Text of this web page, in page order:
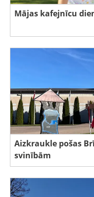
Mājas kafejnīcu
Aizkraukle pošas
svinībām